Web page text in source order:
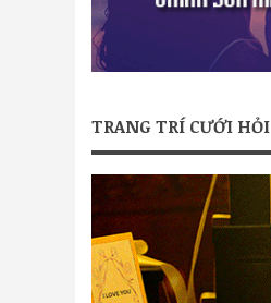
TRANG TRÍ CƯỚI HỎI